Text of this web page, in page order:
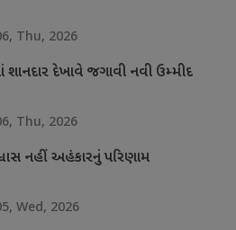
Thu, 2026
શાનદાર દેખાવે જગાવી નવી ઉમ્મીદ
Thu, 2026
નહીં અહંકારનું પરિણામ
Wed, 2026